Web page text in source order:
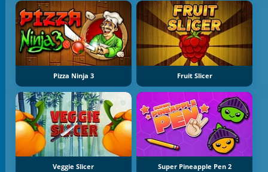
Pizza Ninja 3 Fruit Slicer
Veggie Slicer Super Pineapple Pen 2